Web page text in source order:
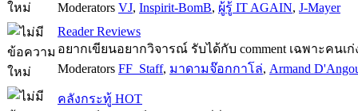
Moderators VJ, Inspirit-BomB, ผู้รู้ IT AGAIN, J-Mayer
Reader Reviews
อยากเขียนอยากวิจารณ์ รับได้กับ comment เฉพาะคนเ
Moderators FF_Staff, มาดามจ๊อกกาโล่, Armand
คลังกระทู้ HOT